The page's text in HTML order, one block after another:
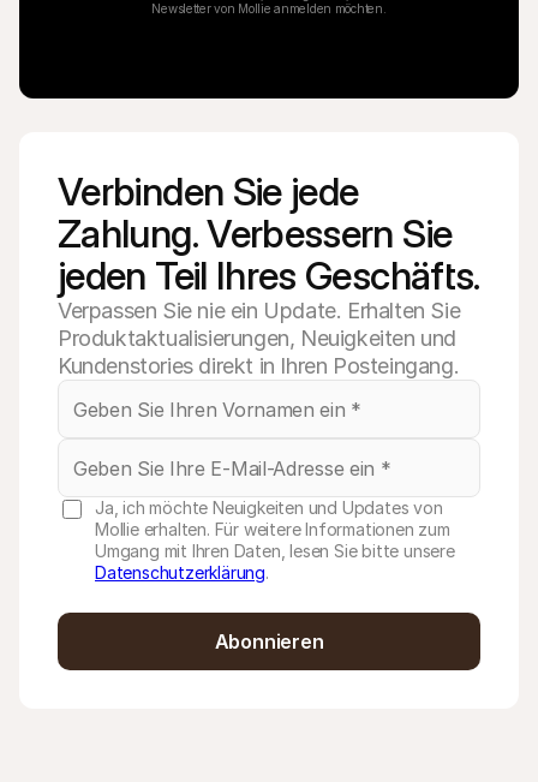
Newsletter von Mollie anmelden möchten.
Verbinden Sie jede
Zahlung. Verbessern Sie
jeden Teil Ihres Geschäfts.
Verpassen Sie nie ein Update. Erhalten Sie
Produktaktualisierungen, Neuigkeiten und
Kundenstories direkt in Ihren Posteingang.
Ja, ich möchte Neuigkeiten und Updates von
Mollie erhalten. Für weitere Informationen zum
Umgang mit Ihren Daten, lesen Sie bitte unsere
Datenschutzerklärung.
Abonnieren